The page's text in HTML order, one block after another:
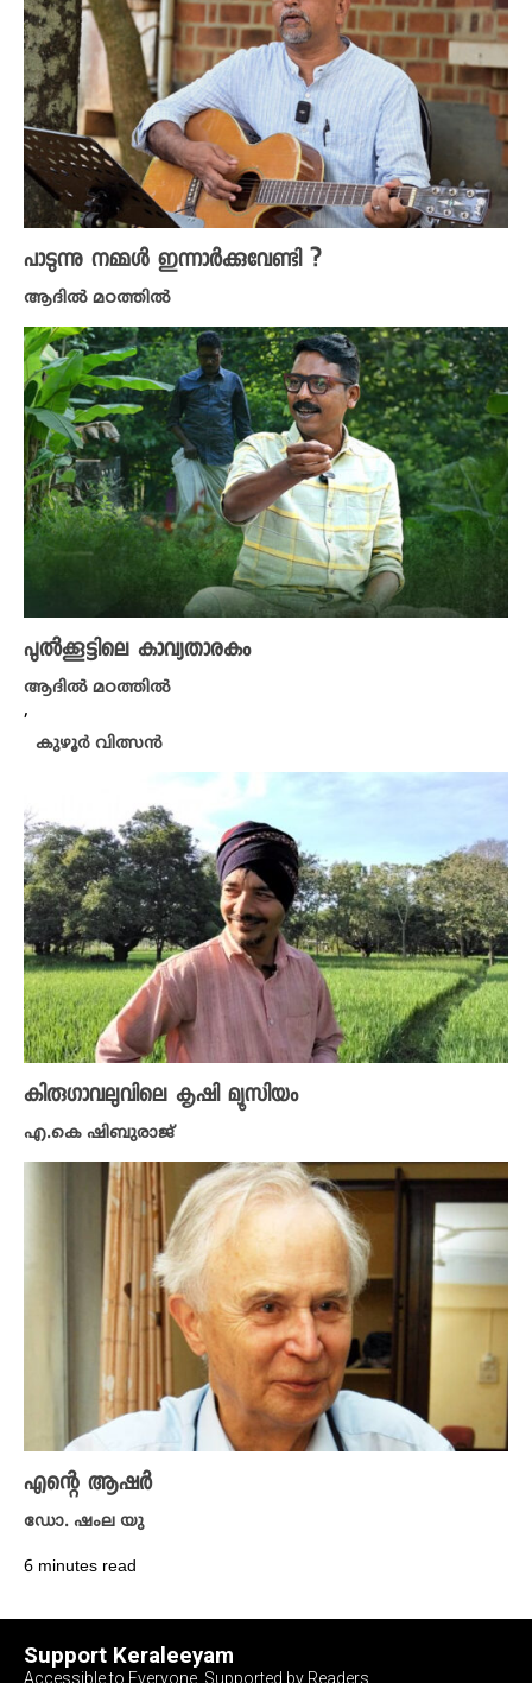
പാടുന്നു നമ്മൾ ഇന്നാർക്കുവേണ്ടി ?
ആദിൽ മഠത്തിൽ
പുൽക്കൂട്ടിലെ കാവ്യതാരകം
ആദിൽ മഠത്തിൽ
,
കുഴൂർ വിത്സൻ
കിരു​ഗാവലുവിലെ കൃഷി മ്യൂസിയം
എ.കെ ഷിബുരാജ്
എന്റെ ആഷർ
ഡോ. ഷംല യു
6 minutes read
Support Keraleeyam
Accessible to Everyone, Supported by Readers